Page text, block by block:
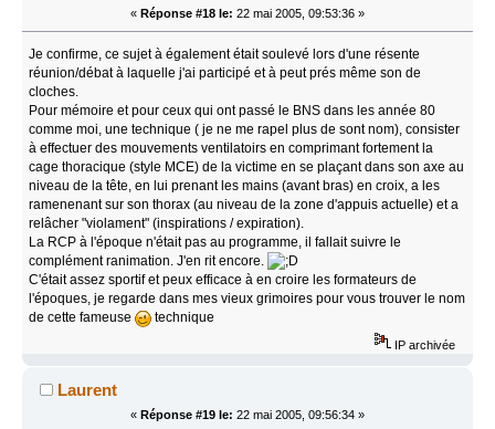
« Réponse #18 le: 22 mai 2005, 09:53:36 »
Je confirme, ce sujet à également était soulevé lors d'une résente
réunion/débat à laquelle j'ai participé et à peut prés même son de
cloches.
Pour mémoire et pour ceux qui ont passé le BNS dans les année 80
comme moi, une technique ( je ne me rapel plus de sont nom), consister
à effectuer des mouvements ventilatoirs en comprimant fortement la
cage thoracique (style MCE) de la victime en se plaçant dans son axe au
niveau de la tête, en lui prenant les mains (avant bras) en croix, a les
ramenenant sur son thorax (au niveau de la zone d'appuis actuelle) et a
relâcher "violament" (inspirations / expiration).
La RCP à l'époque n'était pas au programme, il fallait suivre le
complément ranimation. J'en rit encore.
C'était assez sportif et peux efficace à en croire les formateurs de
l'époques, je regarde dans mes vieux grimoires pour vous trouver le nom
de cette fameuse
technique
IP archivée
Laurent
« Réponse #19 le: 22 mai 2005, 09:56:34 »